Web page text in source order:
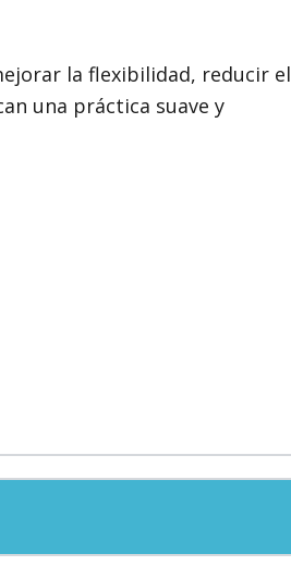
la flexibilidad, reducir el
una práctica suave y